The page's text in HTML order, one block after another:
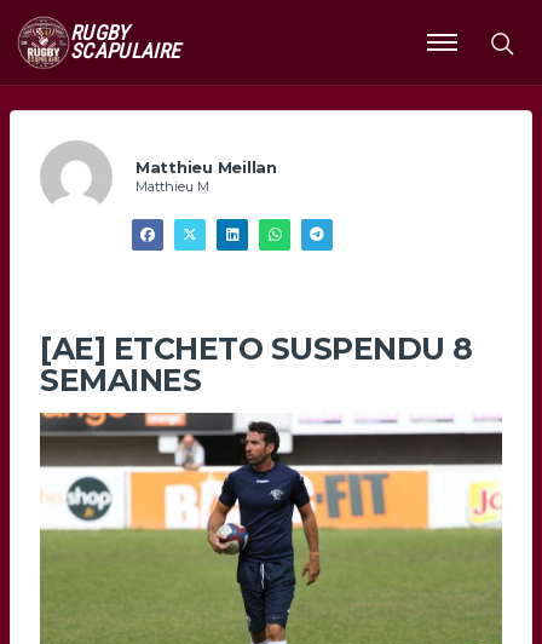
RUGBY
SCAPULAIRE
Ouvrir
le
Matthieu Meillan
Matthieu M
[AE] ETCHETO SUSPENDU 8
SEMAINES